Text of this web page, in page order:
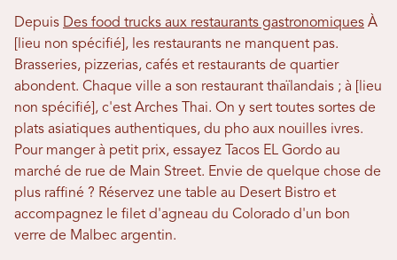
Depuis Des food trucks aux restaurants gastronomiques À
[lieu non spécifié], les restaurants ne manquent pas.
Brasseries, pizzerias, cafés et restaurants de quartier
abondent. Chaque ville a son restaurant thaïlandais ; à [lieu
non spécifié], c'est Arches Thai. On y sert toutes sortes de
plats asiatiques authentiques, du pho aux nouilles ivres.
Pour manger à petit prix, essayez Tacos EL Gordo au
marché de rue de Main Street. Envie de quelque chose de
plus raffiné ? Réservez une table au Desert Bistro et
accompagnez le filet d'agneau du Colorado d'un bon
verre de Malbec argentin.